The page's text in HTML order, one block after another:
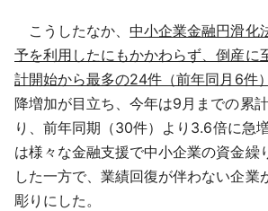
こうしたなか、中小企業金融円滑化
予を利用したにもかかわらず、倒産に
計開始から最多の24件（前年同月6件
降増加が目立ち、今年は9月までの累
り、前年同期（30件）より3.6倍に急
は様々な金融支援で中小企業の資金繰
した一方で、業績回復が伴わない企業
彫りにした。